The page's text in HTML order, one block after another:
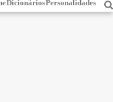
DicionáriosPersonalidades